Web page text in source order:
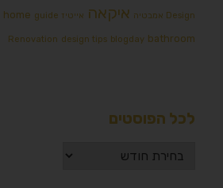
Design אמבטיה איקאה אייטיז home guide
Renovation design tips blogday bathroom
לכל הפוסטים